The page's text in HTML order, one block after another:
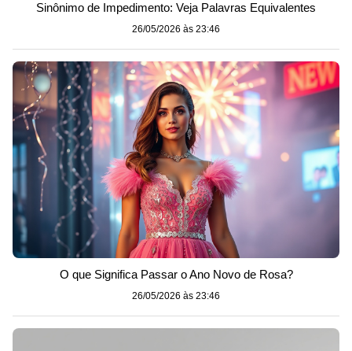
Sinônimo de Impedimento: Veja Palavras Equivalentes
26/05/2026 às 23:46
O que Significa Passar o Ano Novo de Rosa?
26/05/2026 às 23:46